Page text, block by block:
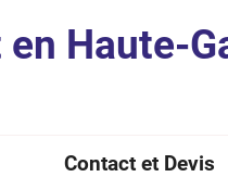
Haute-
Contact et Devis